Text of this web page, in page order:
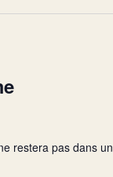
restera pas dans un